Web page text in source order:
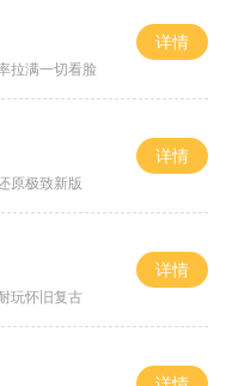
拉满一切看脸
详情
原极致新版
详情
玩怀旧复古
详情